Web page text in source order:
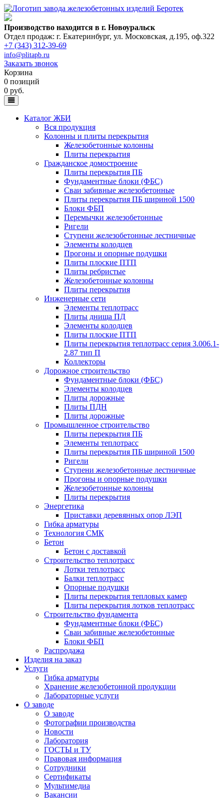
Производство находится в г. Новоуральск
Отдел продаж: г. Екатеринбург, ул. Московская, д.195, оф.322
+7 (343) 312-39-69
info@plitapb.ru
Заказать звонок
Корзина
0 позиций
0 руб.
Каталог ЖБИ
Вся продукция
Колонны и плиты перекрытия
Железобетонные колонны
Плиты перекрытия
Гражданское домостроение
Плиты перекрытия ПБ
Фундаментные блоки (ФБС)
Сваи забивные железобетонные
Плиты перекрытия ПБ шириной 1500
Блоки ФБП
Перемычки железобетонные
Ригели
Ступени железобетонные лестничные
Элементы колодцев
Прогоны и опорные подушки
Плиты плоские ПТП
Плиты ребристые
Железобетонные колонны
Плиты перекрытия
Инженерные сети
Элементы теплотрасс
Плиты днища ПД
Элементы колодцев
Плиты плоские ПТП
Плиты перекрытия теплотрасс серия 3.006.1-
2.87 тип П
Коллекторы
Дорожное строительство
Фундаментные блоки (ФБС)
Элементы колодцев
Плиты дорожные
Плиты ПДН
Плиты дорожные
Промышленное строительство
Плиты перекрытия ПБ
Элементы теплотрасс
Плиты перекрытия ПБ шириной 1500
Ригели
Ступени железобетонные лестничные
Прогоны и опорные подушки
Железобетонные колонны
Плиты перекрытия
Энергетика
Приставки деревянных опор ЛЭП
Гибка арматуры
Технология СМК
Бетон
Бетон с доставкой
Строительство теплотрасс
Лотки теплотрасс
Балки теплотрасс
Опорные подушки
Плиты перекрытия тепловых камер
Плиты перекрытия лотков теплотрасс
Строительство фундамента
Фундаментные блоки (ФБС)
Сваи забивные железобетонные
Блоки ФБП
Распродажа
Изделия на заказ
Услуги
Гибка арматуры
Хранение железобетонной продукции
Лабораторные услуги
О заводе
О заводе
Фотографии производства
Новости
Лаборатория
ГОСТЫ и ТУ
Правовая информация
Сотрудники
Сертификаты
Мультимедиа
Вакансии